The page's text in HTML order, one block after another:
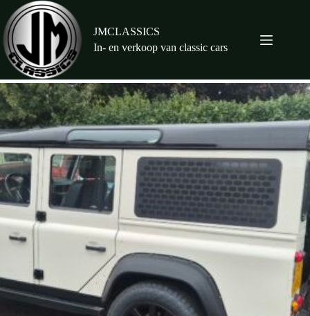
naar
de
inhoud
JMCLASSICS
In- en verkoop van classic cars